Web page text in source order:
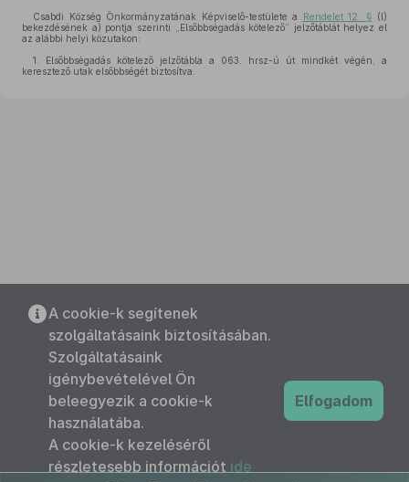
Csabdi Község Önkormányzatának Képviselő-testülete a Rendelet 12. § (l)
bekezdésének a) pontja szerinti „Elsőbbségadás kötelező” jelzőtáblát helyez el
az alábbi helyi közutakon:
1. Elsőbbségadás kötelező jelzőtábla a 063. hrsz-ú út mindkét végén, a
keresztező utak elsőbbségét biztosítva.
A cookie-k segítenek
szolgáltatásaink biztosításában.
Szolgáltatásaink
igénybevételével Ön
beleegyezik a cookie-k
használatába.
A cookie-k kezeléséről
részletesebb információt ide
Elfogadom